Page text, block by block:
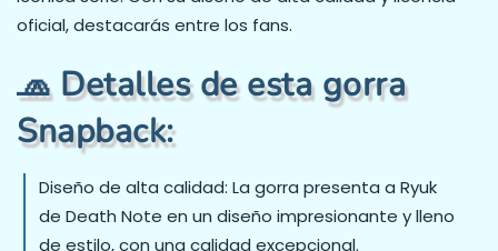
oficial, destacarás entre los fans.
🧢 Detalles de esta gorra
Snapback:
Diseño de alta calidad: La gorra presenta a Ryuk
de Death Note en un diseño impresionante y lleno
de estilo, con una calidad excepcional.